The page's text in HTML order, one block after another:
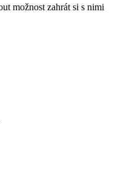
možnost zahrát si s nimi